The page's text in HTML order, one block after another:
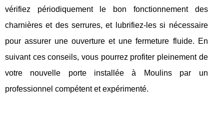
vérifiez périodiquement le bon fonctionnement des
charnières et des serrures, et lubrifiez-les si nécessaire
pour assurer une ouverture et une fermeture fluide. En
suivant ces conseils, vous pourrez profiter pleinement de
votre nouvelle porte installée à Moulins par un
professionnel compétent et expérimenté.